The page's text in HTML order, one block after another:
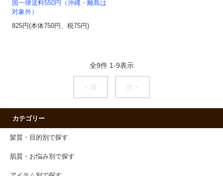
国一律送料550円（沖縄・離島は
対象外）
825円(本体750円、税75円)
全9件 1-9表示
< 前 次 >
カテゴリー
髪質・目的別で探す
肌質・お悩み別で探す